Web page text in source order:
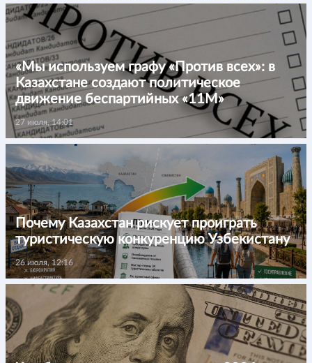
«Мы используем графу «Против всех»: в
Казахстане создают политическое
движение беспартийных «11М»
27 июля, 14:01
Почему Казахстан рискует проиграть
туристическую конкуренцию Узбекистану
26 июля, 12:16